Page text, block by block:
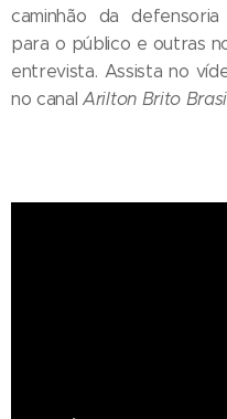
caminhão da
para o público e outras
entrevista. Assista no
no canalArilton Brito